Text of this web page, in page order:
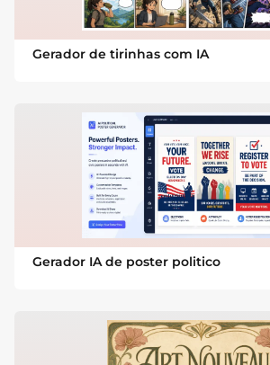
Gerador de tirinhas com IA
Gerador IA de poster politico